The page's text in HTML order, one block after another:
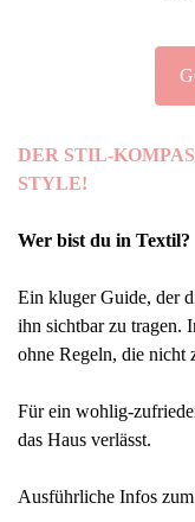
DER STIL-
STYLE!
Wer bist du in Textil?
Ein kluger Guide, der
ihn sichtbar zu tragen.
ohne Regeln, die nicht
Für ein wohlig-
das Haus verlässt.
Ausführliche Infos